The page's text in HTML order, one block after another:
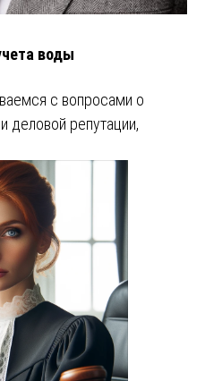
воды
с вопросами о
деловой репутации,